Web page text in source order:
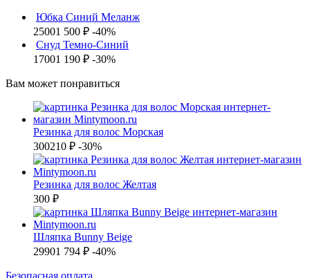
Юбка Синий Меланж
25001 500 ₽ -40%
Снуд Темно-Синий
17001 190 ₽ -30%
Вам может понравиться
Резинка для волос Морская
300210 ₽ -30%
Резинка для волос Желтая
300 ₽
Шляпка Bunny Beige
29901 794 ₽ -40%
Безопасная оплата